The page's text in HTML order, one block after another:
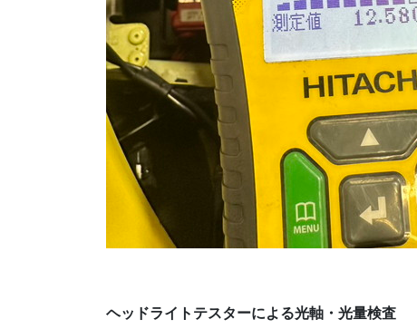
ヘッドライトテスターによる光軸・光量検査